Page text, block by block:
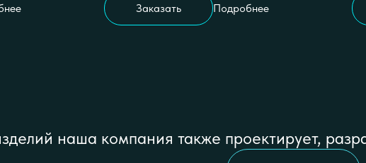
Заказать Подробнее
наша компания также проектирует,